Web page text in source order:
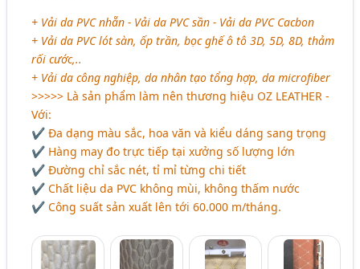
+ Vải da PVC nhẵn - Vải da PVC sần - Vải da PVC Cacbon
+ Vải da PVC lót sàn, ốp trần, bọc ghế ô tô 3D, 5D, 8D, thảm
rối cước,..
+ Vải da công nghiệp, da nhân tạo tổng hợp, da microfiber
>>>>> Là sản phẩm làm nên thương hiệu OZ LEATHER -
Với:
✔ Đa dạng màu sắc, hoa văn và kiểu dáng sang trọng
✔ Hàng may đo trực tiếp tại xưởng số lượng lớn
✔ Đường chỉ sắc nét, tỉ mỉ từng chi tiết
✔ Chất liệu da PVC không mùi, không thấm nước
✔ Công suất sản xuất lên tới 60.000 m/tháng.